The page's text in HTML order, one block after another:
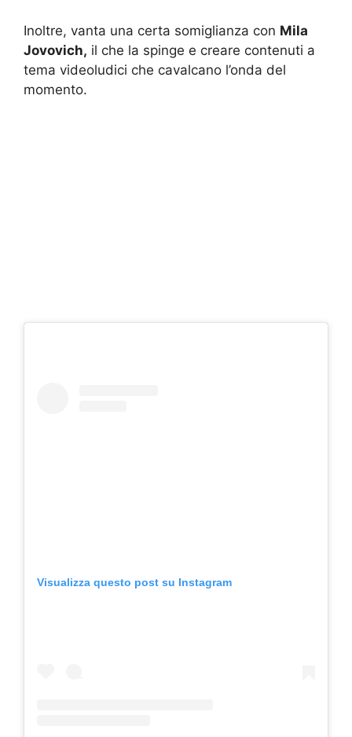
Inoltre, vanta una certa somiglianza con Mila
Jovovich, il che la spinge e creare contenuti a
tema videoludici che cavalcano l’onda del
momento.
Visualizza questo post su Instagram